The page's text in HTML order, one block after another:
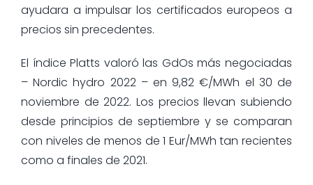
ayudara a impulsar los certificados europeos a
precios sin precedentes.
El índice Platts valoró las GdOs más negociadas
– Nordic hydro 2022 – en 9,82 €/MWh el 30 de
noviembre de 2022. Los precios llevan subiendo
desde principios de septiembre y se comparan
con niveles de menos de 1 Eur/MWh tan recientes
como a finales de 2021.